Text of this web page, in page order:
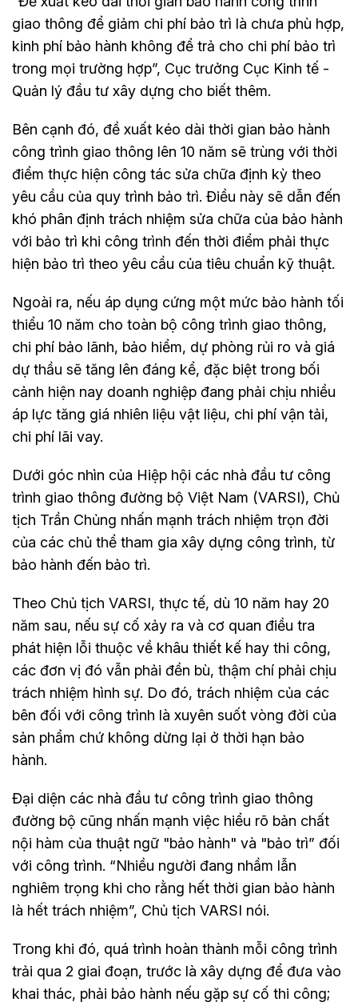
giao thông để giảm chi phí bảo trì là chưa phù hợp,
kinh phí bảo hành không để trả cho chi phí bảo trì
trong mọi trường hợp”, Cục trưởng Cục Kinh tế -
Quản lý đầu tư xây dựng cho biết thêm.
Bên cạnh đó, đề xuất kéo dài thời gian bảo hành
công trình giao thông lên 10 năm sẽ trùng với thời
điểm thực hiện công tác sửa chữa định kỳ theo
yêu cầu của quy trình bảo trì. Điều này sẽ dẫn đến
khó phân định trách nhiệm sửa chữa của bảo hành
với bảo trì khi công trình đến thời điểm phải thực
hiện bảo trì theo yêu cầu của tiêu chuẩn kỹ thuật.
Ngoài ra, nếu áp dụng cứng một mức bảo hành tối
thiểu 10 năm cho toàn bộ công trình giao thông,
chi phí bảo lãnh, bảo hiểm, dự phòng rủi ro và giá
dự thầu sẽ tăng lên đáng kể, đặc biệt trong bối
cảnh hiện nay doanh nghiệp đang phải chịu nhiều
áp lực tăng giá nhiên liệu vật liệu, chi phí vận tải,
chi phí lãi vay.
Dưới góc nhìn của Hiệp hội các nhà đầu tư công
trình giao thông đường bộ Việt Nam (VARSI), Chủ
tịch Trần Chủng nhấn mạnh trách nhiệm trọn đời
của các chủ thể tham gia xây dựng công trình, từ
bảo hành đến bảo trì.
Theo Chủ tịch VARSI, thực tế, dù 10 năm hay 20
năm sau, nếu sự cố xảy ra và cơ quan điều tra
phát hiện lỗi thuộc về khâu thiết kế hay thi công,
các đơn vị đó vẫn phải đền bù, thậm chí phải chịu
trách nhiệm hình sự. Do đó, trách nhiệm của các
bên đối với công trình là xuyên suốt vòng đời của
sản phẩm chứ không dừng lại ở thời hạn bảo
hành.
Đại diện các nhà đầu tư công trình giao thông
đường bộ cũng nhấn mạnh việc hiểu rõ bản chất
nội hàm của thuật ngữ "bảo hành" và "bảo trì” đối
với công trình. “Nhiều người đang nhầm lẫn
nghiêm trọng khi cho rằng hết thời gian bảo hành
là hết trách nhiệm”, Chủ tịch VARSI nói.
Trong khi đó, quá trình hoàn thành mỗi công trình
trải qua 2 giai đoạn, trước là xây dựng để đưa vào
khai thác, phải bảo hành nếu gặp sự cố thi công;